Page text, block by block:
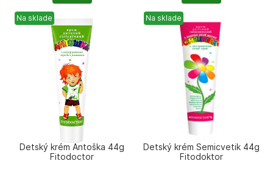
Na sklade
Detský krém Antoška 44g
Fitodoctor
Na sklade
Detský krém Semicvetik 44g
Fitodoktor